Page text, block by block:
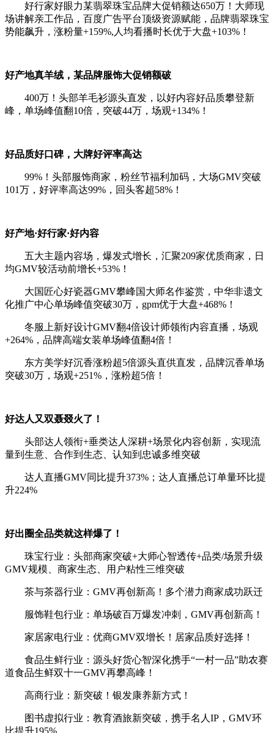
好行家好眼力某翡翠珠宝品牌大促销额达650万！大师现
场讲解亲工作品，百度广告平台顶级资源赋能，品牌翡翠珠宝
势能飙升，涨粉量+159%,人均看播时长优于大盘+103%！
好产地真羊绒，某品牌服饰大促销额破
400万！头部羊毛衫源头直发，以好内容好品质攀登新
峰，单场峰值翻10倍，突破44万，场观+134%！
好品质好口碑，大牌好评率高达
99%！头部服饰商家，粉丝节福利加码，大场GMV突破
101万，好评率高达99%，回头客超58%！
好产地·好行家·好内容
五大主题内容场，爆发式增长，汇聚209家优质商家，日
均GMV较活动前增长+53%！
大国匠心好瓷器GMV攀峰国大师名作鉴赏，中华非遗文
化推广中心单场峰值突破30万，gpm优于大盘+468%！
冬服上新好设计GMV翻4倍设计师领衔内容直播，场观
+264%，品牌高端女装单场峰值翻4倍！
东方美学好沉香涨粉超5倍源头直供直发，品牌沉香单场
突破30万，场观+251%，涨粉超5倍！
好达人又双聂叕火了！
头部达人领衔+垂类达人深耕+场景化内容创新，实现流
量到生意、合作到生态、认知到忠诚多维突破
达人直播GMV同比提升373%；达人直播总订单量环比提
升224%
好出圈全品类就这样爆了！
珠宝行业：头部商家突破+大师心智透传+品类/场景升级
GMV规模、商家生态、用户粘性三维突破
茶与茶器行业：GMV再创新高！多个潜力商家成功跃迁
服饰鞋包行业：单场破百万爆发冲刺，GMV再创新高！
家居家电行业：优商GMV双增长！居家品质好选择！
食品生鲜行业：源头好货心智深化携手“一村一品”助农赛
道食品生鲜双十一GMV再攀高峰！
高商行业：新突破！银发康养新方式！
图书虚拟行业：教育酒旅新突破，携手名人IP，GMV环